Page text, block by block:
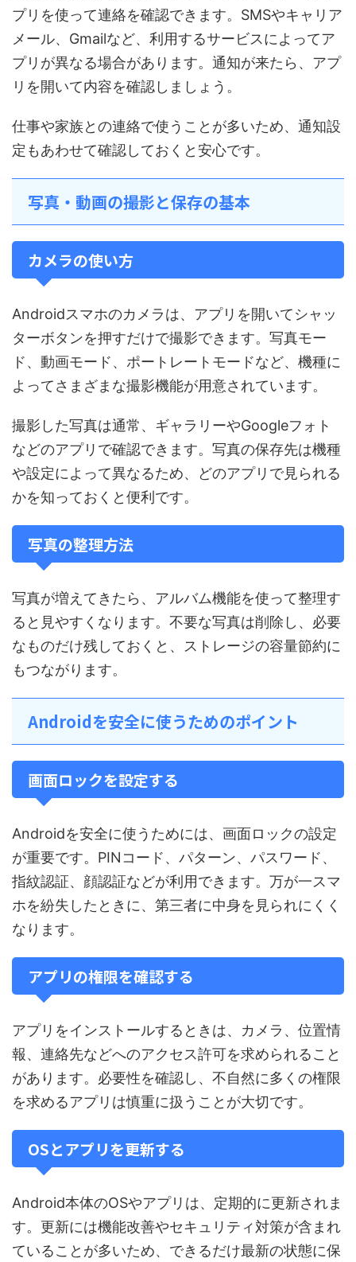
プリを使って連絡を確認できます。SMSやキャリア
メール、Gmailなど、利用するサービスによってア
プリが異なる場合があります。通知が来たら、アプ
リを開いて内容を確認しましょう。
仕事や家族との連絡で使うことが多いため、通知設
定もあわせて確認しておくと安心です。
写真・動画の撮影と保存の基本
カメラの使い方
Androidスマホのカメラは、アプリを開いてシャッ
ターボタンを押すだけで撮影できます。写真モー
ド、動画モード、ポートレートモードなど、機種に
よってさまざまな撮影機能が用意されています。
撮影した写真は通常、ギャラリーやGoogleフォト
などのアプリで確認できます。写真の保存先は機種
や設定によって異なるため、どのアプリで見られる
かを知っておくと便利です。
写真の整理方法
写真が増えてきたら、アルバム機能を使って整理す
ると見やすくなります。不要な写真は削除し、必要
なものだけ残しておくと、ストレージの容量節約に
もつながります。
Androidを安全に使うためのポイント
画面ロックを設定する
Androidを安全に使うためには、画面ロックの設定
が重要です。PINコード、パターン、パスワード、
指紋認証、顔認証などが利用できます。万が一スマ
ホを紛失したときに、第三者に中身を見られにくく
なります。
アプリの権限を確認する
アプリをインストールするときは、カメラ、位置情
報、連絡先などへのアクセス許可を求められること
があります。必要性を確認し、不自然に多くの権限
を求めるアプリは慎重に扱うことが大切です。
OSとアプリを更新する
Android本体のOSやアプリは、定期的に更新されま
す。更新には機能改善やセキュリティ対策が含まれ
ていることが多いため、できるだけ最新の状態に保